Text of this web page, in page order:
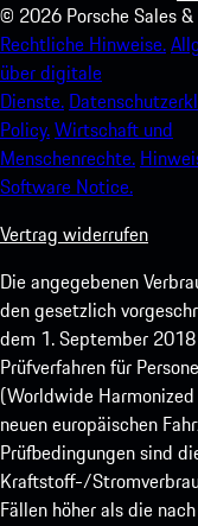
© 2026 Porsche Sales
Rechtliche Hinweise.
über digitale
Dienste.
Policy.Wirtschaft und
Menschenrechte.
Software Notice.
Vertrag widerrufen
Die angegebenen
den gesetzlich
dem 1. September
Prüfverfahren für
(Worldwide
neuen europäischen
Prüfbedingungen sind
Kraftstoff-/
Fällen höher als die